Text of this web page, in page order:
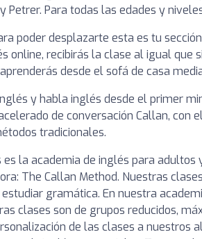
Petrer. Para todas las edades y
poder desplazarte esta es tu
online, recibirás la clase al igual que
desde el sofá de casa
y habla inglés desde el primer
de conversación Callan, con
tradicionales.
la academia de inglés para adultos
The Callan Method. Nuestras
gramática. En nuestra
clases son de grupos reducidos,
de las clases a nuestros